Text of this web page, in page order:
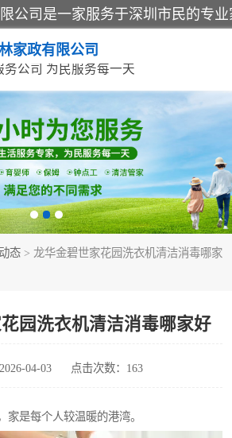
家政有限公司
务公司 为民服务每一天
态 > 龙华金碧世家花园洗衣机清洁消毒哪家
园洗衣机清洁消毒哪家好
04-03 点击次数：163
家是每个人较温暖的港湾。